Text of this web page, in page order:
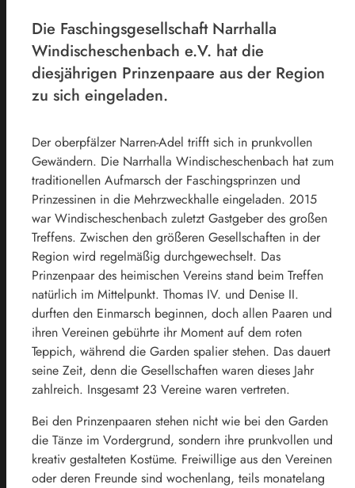
Die Faschingsgesellschaft Narrhalla
Windischeschenbach e.V. hat die
diesjährigen Prinzenpaare aus der Region
zu sich eingeladen.
Der oberpfälzer Narren-Adel trifft sich in prunkvollen
Gewändern. Die Narrhalla Windischeschenbach hat zum
traditionellen Aufmarsch der Faschingsprinzen und
Prinzessinen in die Mehrzweckhalle eingeladen. 2015
war Windischeschenbach zuletzt Gastgeber des großen
Treffens. Zwischen den größeren Gesellschaften in der
Region wird regelmäßig durchgewechselt. Das
Prinzenpaar des heimischen Vereins stand beim Treffen
natürlich im Mittelpunkt. Thomas IV. und Denise II.
durften den Einmarsch beginnen, doch allen Paaren und
ihren Vereinen gebührte ihr Moment auf dem roten
Teppich, während die Garden spalier stehen. Das dauert
seine Zeit, denn die Gesellschaften waren dieses Jahr
zahlreich. Insgesamt 23 Vereine waren vertreten.
Bei den Prinzenpaaren stehen nicht wie bei den Garden
die Tänze im Vordergrund, sondern ihre prunkvollen und
kreativ gestalteten Kostüme. Freiwillige aus den Vereinen
oder deren Freunde sind wochenlang, teils monatelang